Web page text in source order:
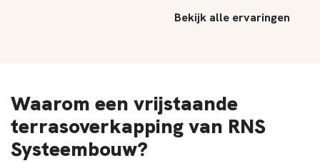
Bekijk alle ervaringen
Waarom een vrijstaande
terrasoverkapping van RNS
Systeembouw?